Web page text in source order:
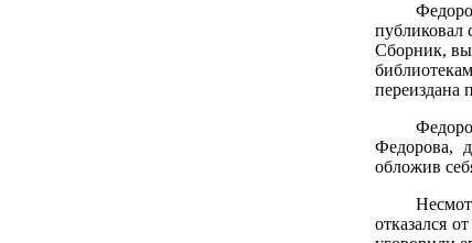
публиковал
Сборник,
переиздана
Федорова,
обложив
отказался